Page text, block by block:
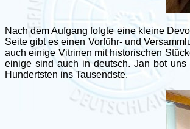
Nach dem Aufgang folgte eine kleine
Seite gibt es einen Vorführ- und
auch einige Vitrinen mit historischen
einige sind auch in deutsch. Jan bot
Hundertsten ins Tausendste.